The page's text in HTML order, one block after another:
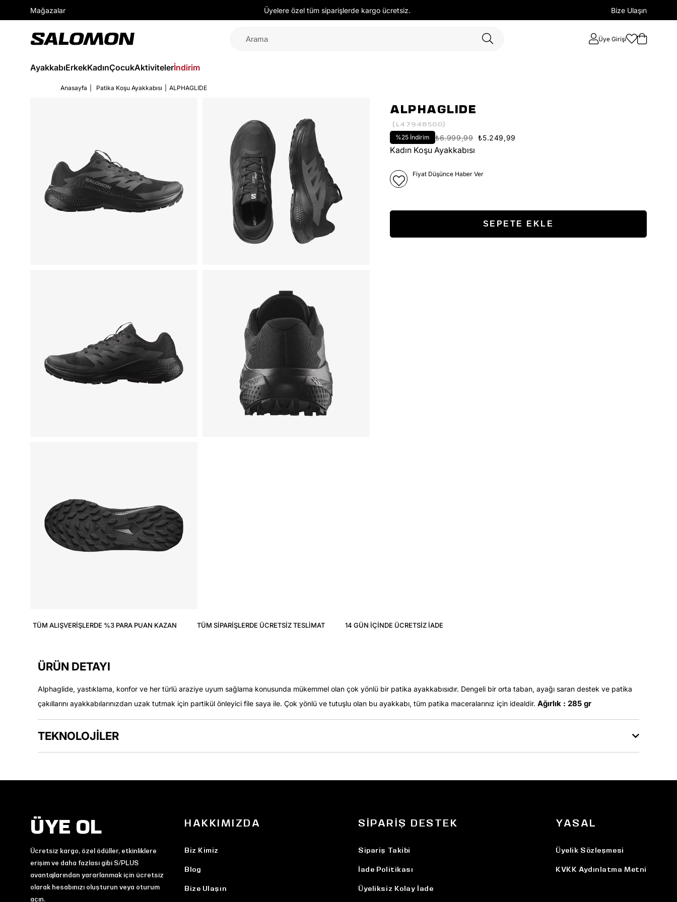
Mağazalar Üyelere özel tüm siparişlerde kargo ücretsiz. Bize Ulaşın
Üye Girişi
AyakkabıErkekKadınÇocukAktivitelerİndirim
Anasayfa Patika Koşu Ayakkabısı ALPHAGLIDE
ALPHAGLIDE
(L47948500)
%25 İndirim ₺6.999,99 ₺5.249,99
Kadın Koşu Ayakkabısı
Fiyat Düşünce Haber Ver
TÜM ALIŞVERIŞLERDE %3 PARA PUAN KAZAN TÜM SIPARIŞLERDE ÜCRETSIZ TESLIMAT 14 GÜN IÇINDE ÜCRETSIZ IADE
ÜRÜN DETAYI
Alphaglide, yastıklama, konfor ve her türlü araziye uyum sağlama konusunda mükemmel olan çok yönlü bir patika ayakkabısıdır. Dengeli bir orta taban, ayağı saran destek ve patika
çakıllarını ayakkabılarınızdan uzak tutmak için partikül önleyici file saya ile. Çok yönlü ve tutuşlu olan bu ayakkabı, tüm patika maceralarınız için idealdir. Ağırlık : 285 gr
TEKNOLOJİLER
ÜYE OL
Ücretsiz kargo, özel ödüller, etkinliklere
erişim ve daha fazlası gibi S/PLUS
avantajlarından yararlanmak için ücretsiz
olarak hesabınızı oluşturun veya oturum
açın.
HAKKIMIZDA
Biz Kimiz
Blog
Bize Ulaşın
SIPARIŞ DESTEK
Sipariş Takibi
İade Politikası
Üyeliksiz Kolay İade
YASAL
Üyelik Sözleşmesi
KVKK Aydınlatma Metni